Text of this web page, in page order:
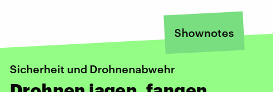
Shownotes
Sicherheit und Drohnenabwehr